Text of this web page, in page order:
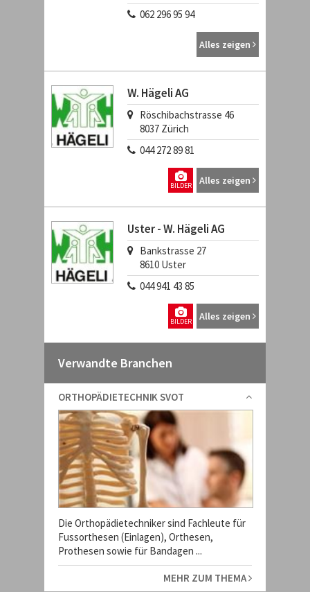
062 296 95 94
Alles zeigen
W. Hägeli AG
Röschibachstrasse 46
8037 Zürich
044 272 89 81
Alles zeigen
BILDER
Uster - W. Hägeli AG
Bankstrasse 27
8610 Uster
044 941 43 85
Alles zeigen
BILDER
Verwandte Branchen
ORTHOPÄDIETECHNIK SVOT
Die Orthopädietechniker sind Fachleute für
Fussorthesen (Einlagen), Orthesen,
Prothesen sowie für Bandagen ...
MEHR ZUM THEMA